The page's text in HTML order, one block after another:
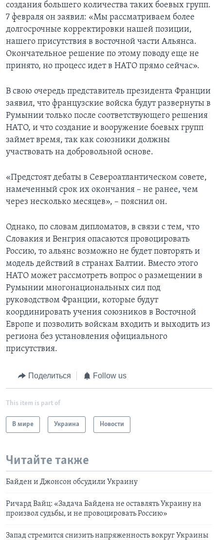
создания большего количества таких боевых групп.
7 февраля он заявил: «Мы рассматриваем более
долгосрочные корректировки нашей позиции,
нашего присутствия в восточной части Альянса.
Окончательное решение по этому поводу еще не
принято, но процесс идет в НАТО прямо сейчас».
В свою очередь представитель президента Франции
заявил, что французские войска будут развернуты в
Румынии только после соответствующего решения
НАТО, и что создание и вооружение боевых групп
займет время, так как союзники должны
участвовать на добровольной основе.
«Предстоят дебаты в Североатлантическом совете,
намеченный срок их окончания – не ранее, чем
через несколько месяцев», – пояснил он.
Однако, по словам дипломатов, в связи с тем, что
Словакия и Венгрия опасаются провоцировать
Россию, то альянс возможно не будет повторять и
модель действий в странах Балтии. Вместо этого
НАТО может рассмотреть вопрос о размещении в
Румынии многонациональных сил под
руководством Франции, которые будут
координировать учения союзников в Восточной
Европе и позволить войскам входить и выходить из
региона без установления официального
присутствия.
Поделиться Follow us
This item is part of
В мире Украина Новости
Читайте также
Байден и Джонсон обсудили Украину
Ричард Вайц: «Задача Байдена не оставлять Украину на
произвол судьбы, и не провоцировать Россию»
Запад стремится снизить напряженность вокруг Украины